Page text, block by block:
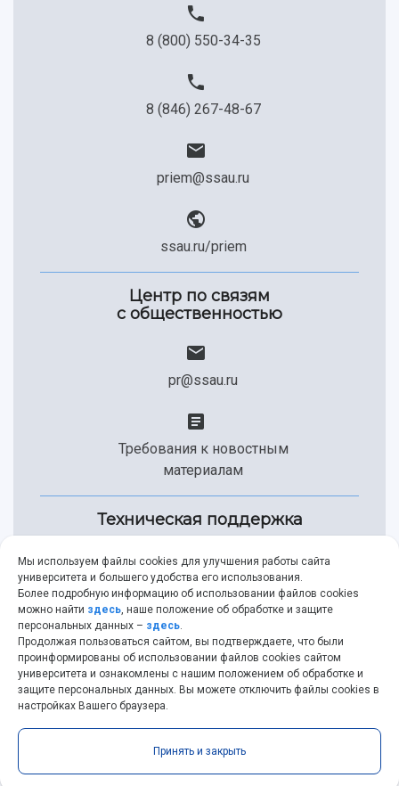
8 (800) 550-34-35
8 (846) 267-48-67
priem@ssau.ru
ssau.ru/priem
Центр по связям
с общественностью
pr@ssau.ru
Требования к новостным
материалам
Техническая поддержка
+7 (846) 267-49-99
help@ssau.ru
Самарский университет © 2026 |ssau.ru
|
Мы используем файлы cookies для улучшения работы сайта
университета и большего удобства его использования.
Более подробную информацию об использовании файлов cookies
можно найти здесь, наше положение об обработке и защите
персональных данных – здесь.
Продолжая пользоваться сайтом, вы подтверждаете, что были
проинформированы об использовании файлов cookies сайтом
университета и ознакомлены с нашим положением об обработке и
защите персональных данных. Вы можете отключить файлы cookies в
настройках Вашего браузера.
Принять и закрыть